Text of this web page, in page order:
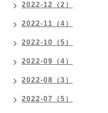
2022-12（2）
2022-11（4）
2022-10（5）
2022-09（4）
2022-08（3）
2022-07（5）